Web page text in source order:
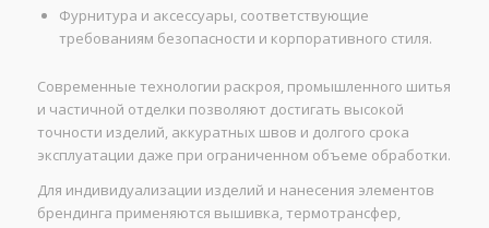
Фурнитура и аксессуары, соответствующие
требованиям безопасности и корпоративного стиля.
Современные технологии раскроя, промышленного шитья
и частичной отделки позволяют достигать высокой
точности изделий, аккуратных швов и долгого срока
эксплуатации даже при ограниченном объеме обработки.
Для индивидуализации изделий и нанесения элементов
брендинга применяются вышивка, термотрансфер,